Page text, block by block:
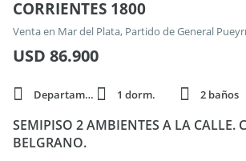
CORRIENTES 1800
Venta en Mar del Plata, Partido de General
USD 86.900
Departamento 1 dorm. 2 baños
SEMIPISO 2 AMBIENTES A LA CALLE.
BELGRANO.